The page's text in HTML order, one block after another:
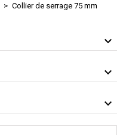
Collier de serrage 75 mm